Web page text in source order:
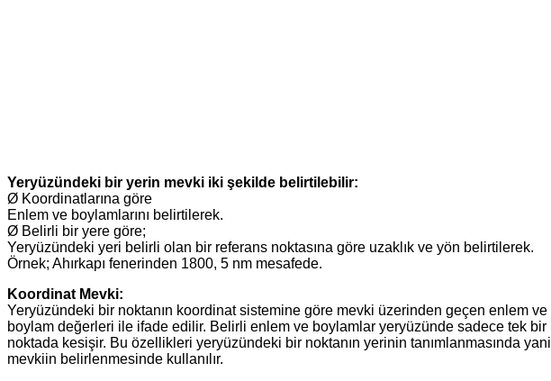
Yeryüzündeki bir yerin mevki iki şekilde belirtilebilir:
Ø Koordinatlarına göre
Enlem ve boylamlarını belirtilerek.
Ø Belirli bir yere göre;
Yeryüzündeki yeri belirli olan bir referans noktasına göre uzaklık ve yön belirtilerek.
Örnek; Ahırkapı fenerinden 1800, 5 nm mesafede.
Koordinat Mevki:
Yeryüzündeki bir noktanın koordinat sistemine göre mevki üzerinden geçen enlem ve
boylam değerleri ile ifade edilir. Belirli enlem ve boylamlar yeryüzünde sadece tek bir
noktada kesişir. Bu özellikleri yeryüzündeki bir noktanın yerinin tanımlanmasında yani
mevkiin belirlenmesinde kullanılır.